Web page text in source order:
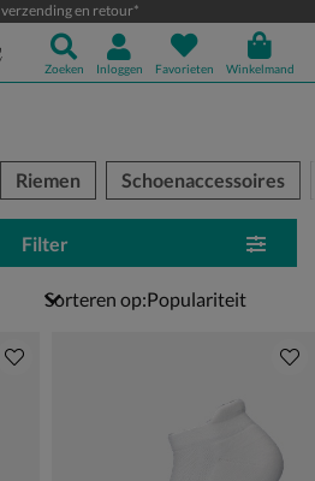
verzending en retour*
Zoeken Inloggen Favorieten Winkelmand
Riemen Schoenaccessoires
Filter
Sorteren op: